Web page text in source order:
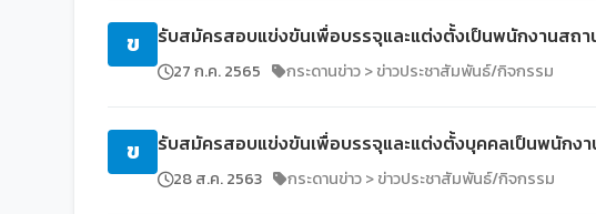
ข รับสมัครสอบแข่งขันเพื่อบรรจุและแต่งตั้งเป็นพนักงานสถ
27 ก.ค. 2565 กระดานข่าว > ข่าวประชาสัมพันธ์/กิจกรรม
ข รับสมัครสอบแข่งขันเพื่อบรรจุและแต่งตั้งบุคคลเป็นพนักง
28 ส.ค. 2563 กระดานข่าว > ข่าวประชาสัมพันธ์/กิจกรรม